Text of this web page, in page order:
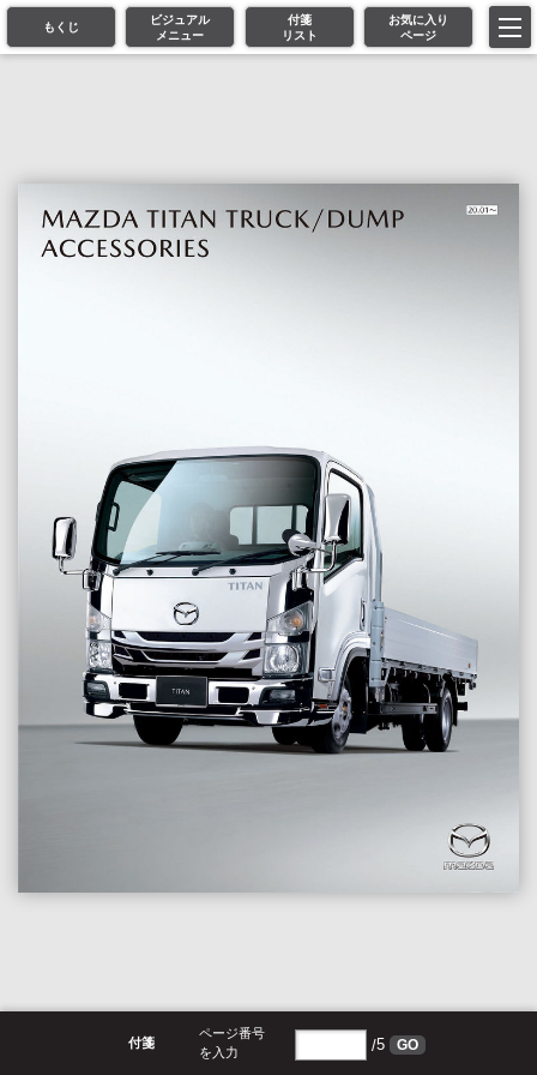
もくじ
ビジュアル
メニュー
付箋
リスト
お気に入り
ページ
付箋
ページ番号
を入力
/5 GO